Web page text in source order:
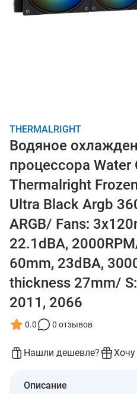
THERMALRIGHT
Водяное
процессора Water
Thermalright
Ultra Black Argb
ARGB/ Fans:
22.1dBA,
60mm, 23dBA,
thickness 27mm/
2011, 2066
0.0 0 отзывов
Нашли дешевле?
Описание